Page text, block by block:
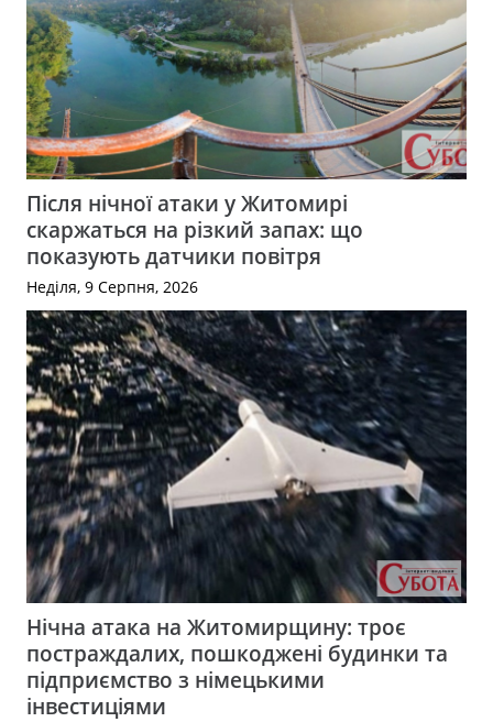
Після нічної атаки у Житомирі
скаржаться на різкий запах: що
показують датчики повітря
Неділя, 9 Серпня, 2026
Нічна атака на Житомирщину: троє
постраждалих, пошкоджені будинки та
підприємство з німецькими
інвестиціями